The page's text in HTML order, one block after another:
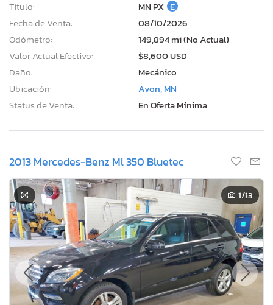
Título:
MN PX E
Fecha de Venta:
08/10/2026
Odómetro:
149,894 mi (No Actual)
Valor Actual Efectivo:
$8,600 USD
Daño:
Mecánico
Ubicación:
Avon, MN
Status de Venta:
En Oferta Mínima
2013 Mercedes-Benz Ml 350 Bluetec
1/13